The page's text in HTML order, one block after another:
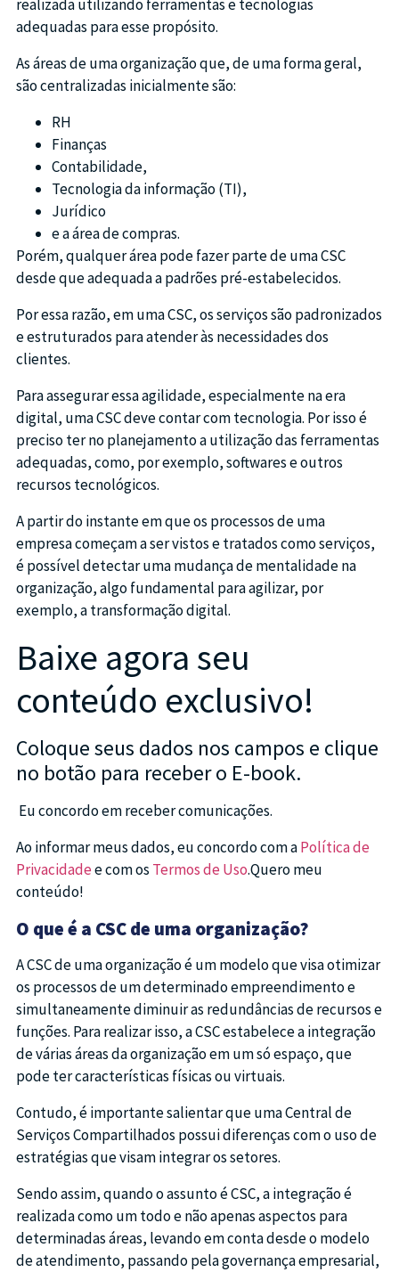
realizada utilizando ferramentas e tecnologias
adequadas para esse propósito.
As áreas de uma organização que, de uma forma geral,
são centralizadas inicialmente são:
RH
Finanças
Contabilidade,
Tecnologia da informação (TI),
Jurídico
e a área de compras.
Porém, qualquer área pode fazer parte de uma CSC
desde que adequada a padrões pré-estabelecidos.
Por essa razão, em uma CSC, os serviços são padronizados
e estruturados para atender às necessidades dos
clientes.
Para assegurar essa agilidade, especialmente na era
digital, uma CSC deve contar com tecnologia. Por isso é
preciso ter no planejamento a utilização das ferramentas
adequadas, como, por exemplo, softwares e outros
recursos tecnológicos.
A partir do instante em que os processos de uma
empresa começam a ser vistos e tratados como serviços,
é possível detectar uma mudança de mentalidade na
organização, algo fundamental para agilizar, por
exemplo, a transformação digital.
Baixe agora seu
conteúdo exclusivo!
Coloque seus dados nos campos e clique
no botão para receber o E-book.
Eu concordo em receber comunicações.
Ao informar meus dados, eu concordo com aPolítica de
Privacidadee com os Termos de Uso.Quero meu
conteúdo!
O que é a CSC de uma organização?
A CSC de uma organização é um modelo que visa otimizar
os processos de um determinado empreendimento e
simultaneamente diminuir as redundâncias de recursos e
funções. Para realizar isso, a CSC estabelece a integração
de várias áreas da organização em um só espaço, que
pode ter características físicas ou virtuais.
Contudo, é importante salientar que uma Central de
Serviços Compartilhados possui diferenças com o uso de
estratégias que visam integrar os setores.
Sendo assim, quando o assunto é CSC, a integração é
realizada como um todo e não apenas aspectos para
determinadas áreas, levando em conta desde o modelo
de atendimento, passando pela governança empresarial,